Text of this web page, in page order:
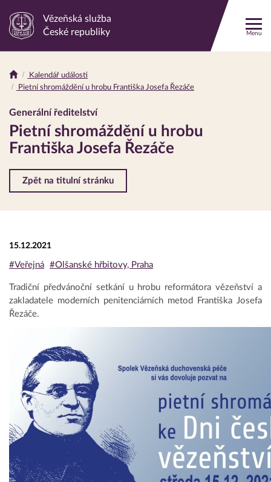
Odkaz
stránku
Vězeňská služba
České republiky
Menu
Drobečková
Kalendář události
Pietní shromáždění u hrobu Františka Josefa Řezáče
Generální ředitelství
Pietní shromáždění u hrobu
Františka Josefa Řezáče
Zpět na titulní stránku
15.12.2021
#Veřejná #Olšanské hřbitovy, Praha
Tradiční předvánoční setkání u hrobu reformátora vězeňství a
zakladatele moderních penitenciárních metod Františka Josefa
Řezáče.